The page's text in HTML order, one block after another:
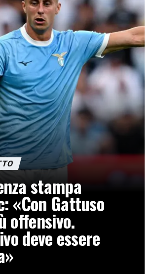
stampa
«Con Gattuso
offensivo.
deve essere